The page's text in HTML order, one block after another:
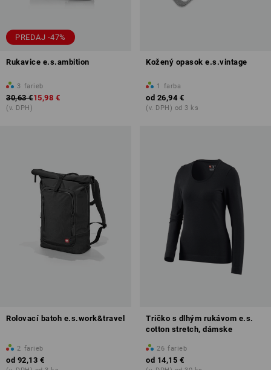
PREDAJ -47%
Rukavice e.s.ambition
3 farieb
30,63 €15,98 €
(v. DPH)
Kožený opasok e.s.vintage
1 farba
od 26,94 €
(v. DPH) od 3 ks
Rolovací batoh e.s.work&travel
2 farieb
od 92,13 €
Tričko s dlhým rukávom e.s.
cotton stretch, dámske
26 farieb
od 14,15 €